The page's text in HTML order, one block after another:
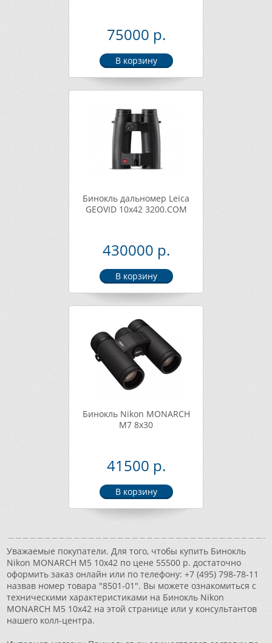
75000 р.
Бинокль дальномер Leica
GEOVID 10x42 3200.COM
430000 р.
Бинокль Nikon MONARCH
M7 8x30
41500 р.
Уважаемые покупатели. Для того, чтобы купить Бинокль
Nikon MONARCH M5 10x42 по цене 55500 р. достаточно
оформить заказ онлайн или по телефону: +7 (495) 798-78-11
назвав номер товара "8501-01". Вы можете ознакомиться с
техническими характеристиками на Бинокль Nikon
MONARCH M5 10x42 на этой странице или у консультантов
нашего колл-центра.